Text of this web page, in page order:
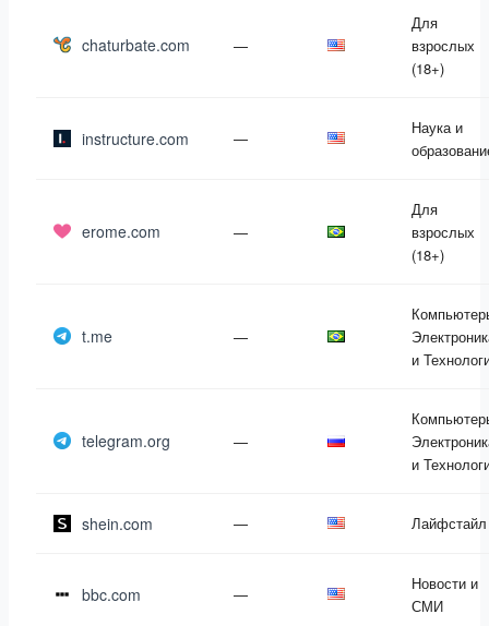
chaturbate.com —
Для
взрослых
(18+)
instructure.com —
Наука и
erome.com —
Для
взрослых
(18+)
t.me —
и
telegram.org —
и
shein.com — Лайфстайл
bbc.com —
Новости и
СМИ